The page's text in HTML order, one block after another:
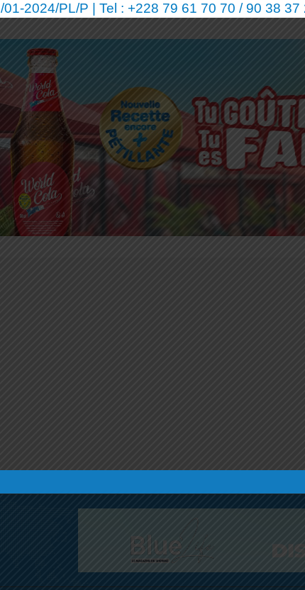
2024/PL/P | Tel : +228 79 61 70 70 / 90 38